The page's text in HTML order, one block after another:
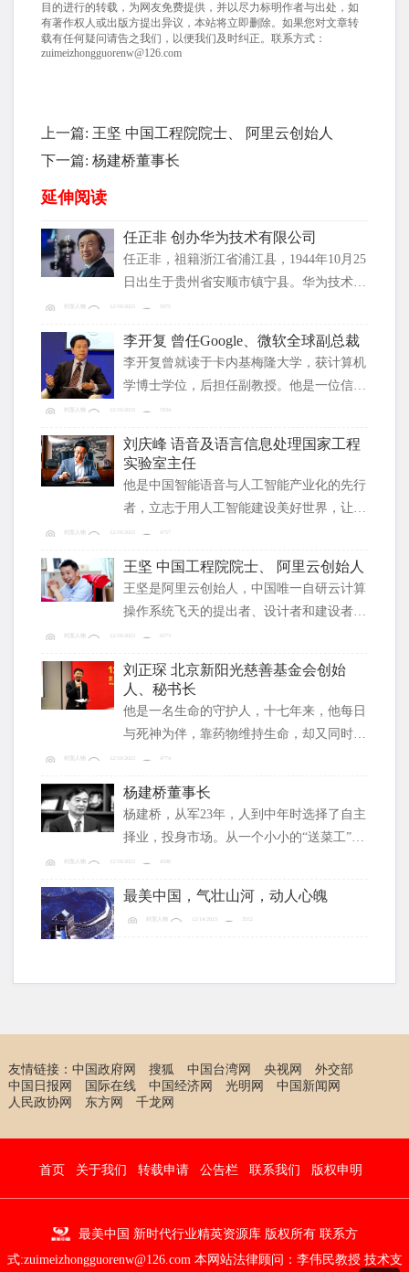
目的进行的转载，为网友免费提供，并以尽力标明作者与出处，如
有著作权人或出版方提出异议，本站将立即删除。如果您对文章转
载有任何疑问请告之我们，以便我们及时纠正。联系方式：
zuimeizhongguorenw@126.com
上一篇: 王坚 中国工程院院士、 阿里云创始人
下一篇: 杨建桥董事长
延伸阅读
任正非 创办华为技术有限公司
任正非，祖籍浙江省浦江县，1944年10月25
日出生于贵州省安顺市镇宁县。华为技术有
限公司主要创始人兼总裁。
封面人物 12/19/2023 5975
李开复 曾任Google、微软全球副总裁
李开复曾就读于卡内基梅隆大学，获计算机
学博士学位，后担任副教授。他是一位信息
产业的经理人、创业者和电脑科学的研究
封面人物 12/19/2023 5934
刘庆峰 语音及语言信息处理国家工程
实验室主任
他是中国智能语音与人工智能产业化的先行
者，立志于用人工智能建设美好世界，让人
工智能技术惠及百姓生活，为我国人工智能
封面人物 12/19/2023 4757
王坚 中国工程院院士、 阿里云创始人
王坚是阿里云创始人，中国唯一自研云计算
操作系统飞天的提出者、设计者和建设者，
推动中国IT产业从IOE（IBM小型机、
突破世界级技术难题，实现中国云计算从0
到1的突破。
封面人物 12/19/2023 6573
刘正琛 北京新阳光慈善基金会创始
人、秘书长
他是一名生命的守护人，十七年来，他每日
与死神为伴，靠药物维持生命，却又同时帮
助了千千万万个濒临绝望的病人，他本该有
的公益之路。他就是慈善使者——刘正琛。
封面人物 12/19/2023 4774
杨建桥董事长
杨建桥，从军23年，人到中年时选择了自主
择业，投身市场。从一个小小的“送菜工”，
到集团总舵手，他依靠战友、发动战友、激
命。
封面人物 12/19/2023 4598
最美中国，气壮山河，动人心魄
封面人物 12/14/2023 3552
友情链接： 中国政府网 搜狐 中国台湾网 央视网
外交部
中国日报网
国际在线 中国经济网 光明网
中国新闻网
人民政协网
东方网 千龙网
首页 关于我们 转载申请 公告栏 联系我们 版权申明
最美中国 新时代行业精英资源库 版权所有 联系方
式:zuimeizhongguorenw@126.com 本网站法律顾问： 李伟民教授 技术支